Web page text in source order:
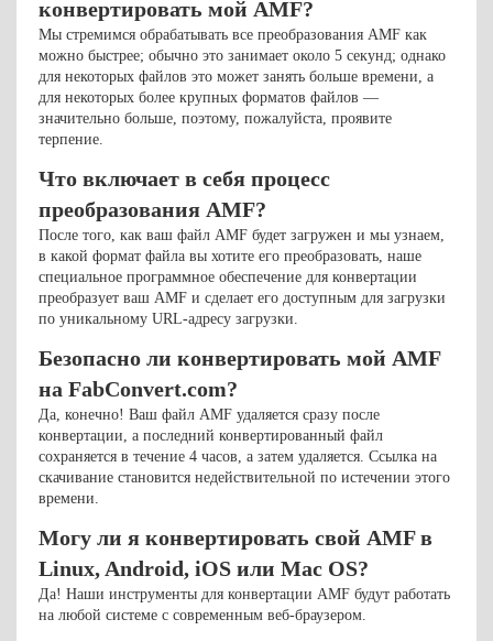
конвертировать мой AMF?
Мы стремимся обрабатывать все преобразования AMF как
можно быстрее; обычно это занимает около 5 секунд; однако
для некоторых файлов это может занять больше времени, а
для некоторых более крупных форматов файлов —
значительно больше, поэтому, пожалуйста, проявите
терпение.
Что включает в себя процесс
преобразования AMF?
После того, как ваш файл AMF будет загружен и мы узнаем,
в какой формат файла вы хотите его преобразовать, наше
специальное программное обеспечение для конвертации
преобразует ваш AMF и сделает его доступным для загрузки
по уникальному URL-адресу загрузки.
Безопасно ли конвертировать мой AMF
на FabConvert.com?
Да, конечно! Ваш файл AMF удаляется сразу после
конвертации, а последний конвертированный файл
сохраняется в течение 4 часов, а затем удаляется. Ссылка на
скачивание становится недействительной по истечении этого
времени.
Могу ли я конвертировать свой AMF в
Linux, Android, iOS или Mac OS?
Да! Наши инструменты для конвертации AMF будут работать
на любой системе с современным веб-браузером.